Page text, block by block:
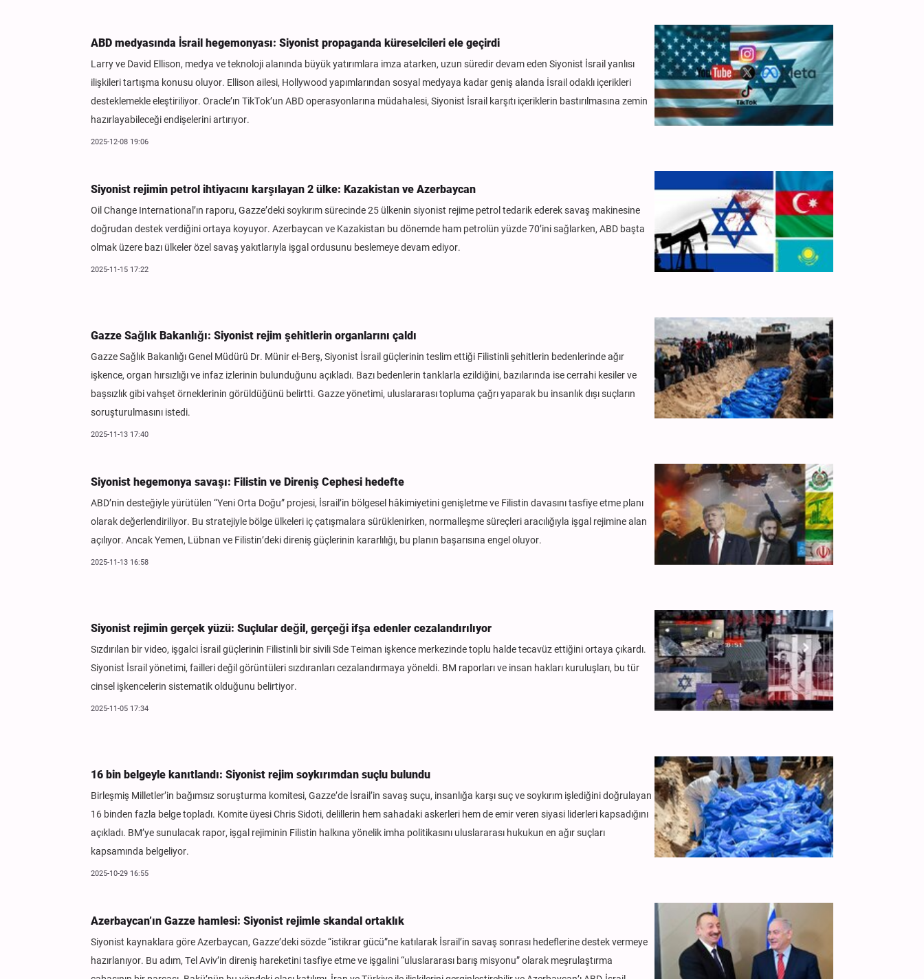
ABD medyasında İsrail hegemonyası: Siyonist propaganda küreselcileri ele geçirdi
Larry ve David Ellison, medya ve teknoloji alanında büyük yatırımlara imza atarken, uzun süredir devam eden Siyonist İsrail yanlısı
ilişkileri tartışma konusu oluyor. Ellison ailesi, Hollywood yapımlarından sosyal medyaya kadar geniş alanda İsrail odaklı içerikleri
desteklemekle eleştiriliyor. Oracle’ın TikTok’un ABD operasyonlarına müdahalesi, Siyonist İsrail karşıtı içeriklerin bastırılmasına zemin
hazırlayabileceği endişelerini artırıyor.
2025-12-08 19:06
Siyonist rejimin petrol ihtiyacını karşılayan 2 ülke: Kazakistan ve Azerbaycan
Oil Change International’ın raporu, Gazze’deki soykırım sürecinde 25 ülkenin siyonist rejime petrol tedarik ederek savaş makinesine
doğrudan destek verdiğini ortaya koyuyor. Azerbaycan ve Kazakistan bu dönemde ham petrolün yüzde 70’ini sağlarken, ABD başta
olmak üzere bazı ülkeler özel savaş yakıtlarıyla işgal ordusunu beslemeye devam ediyor.
2025-11-15 17:22
Gazze Sağlık Bakanlığı: Siyonist rejim şehitlerin organlarını çaldı
Gazze Sağlık Bakanlığı Genel Müdürü Dr. Münir el-Berş, Siyonist İsrail güçlerinin teslim ettiği Filistinli şehitlerin bedenlerinde ağır
işkence, organ hırsızlığı ve infaz izlerinin bulunduğunu açıkladı. Bazı bedenlerin tanklarla ezildiğini, bazılarında ise cerrahi kesiler ve
başsızlık gibi vahşet örneklerinin görüldüğünü belirtti. Gazze yönetimi, uluslararası topluma çağrı yaparak bu insanlık dışı suçların
soruşturulmasını istedi.
2025-11-13 17:40
Siyonist hegemonya savaşı: Filistin ve Direniş Cephesi hedefte
ABD’nin desteğiyle yürütülen “Yeni Orta Doğu” projesi, İsrail’in bölgesel hâkimiyetini genişletme ve Filistin davasını tasfiye etme planı
olarak değerlendiriliyor. Bu stratejiyle bölge ülkeleri iç çatışmalara sürüklenirken, normalleşme süreçleri aracılığıyla işgal rejimine alan
açılıyor. Ancak Yemen, Lübnan ve Filistin’deki direniş güçlerinin kararlılığı, bu planın başarısına engel oluyor.
2025-11-13 16:58
Siyonist rejimin gerçek yüzü: Suçlular değil, gerçeği ifşa edenler cezalandırılıyor
Sızdırılan bir video, işgalci İsrail güçlerinin Filistinli bir sivili Sde Teiman işkence merkezinde toplu halde tecavüz ettiğini ortaya çıkardı.
Siyonist İsrail yönetimi, failleri değil görüntüleri sızdıranları cezalandırmaya yöneldi. BM raporları ve insan hakları kuruluşları, bu tür
cinsel işkencelerin sistematik olduğunu belirtiyor.
2025-11-05 17:34
16 bin belgeyle kanıtlandı: Siyonist rejim soykırımdan suçlu bulundu
Birleşmiş Milletler’in bağımsız soruşturma komitesi, Gazze’de İsrail’in savaş suçu, insanlığa karşı suç ve soykırım işlediğini doğrulayan
16 binden fazla belge topladı. Komite üyesi Chris Sidoti, delillerin hem sahadaki askerleri hem de emir veren siyasi liderleri kapsadığını
açıkladı. BM’ye sunulacak rapor, işgal rejiminin Filistin halkına yönelik imha politikasını uluslararası hukukun en ağır suçları
kapsamında belgeliyor.
2025-10-29 16:55
Azerbaycan’ın Gazze hamlesi: Siyonist rejimle skandal ortaklık
Siyonist kaynaklara göre Azerbaycan, Gazze’deki sözde “istikrar gücü”ne katılarak İsrail’in savaş sonrası hedeflerine destek vermeye
hazırlanıyor. Bu adım, Tel Aviv’in direniş hareketini tasfiye etme ve işgalini “uluslararası barış misyonu” olarak meşrulaştırma